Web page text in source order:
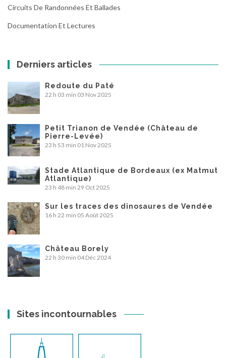
Circuits De Randonnées Et Ballades
Documentation Et Lectures
Derniers articles
Redoute du Paté
22 h 03 min 03 Nov 2025
Petit Trianon de Vendée (Château de
Pierre-Levée)
23 h 53 min 01 Nov 2025
Stade Atlantique de Bordeaux (ex Matmut
Atlantique)
23 h 48 min 29 Oct 2025
Sur les traces des dinosaures de Vendée
16 h 22 min 05 Août 2025
Château Borely
22 h 30 min 04 Déc 2024
Sites incontournables